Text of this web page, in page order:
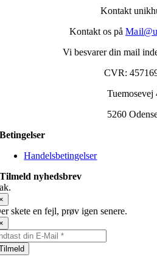
Kontakt
Kontakt os på
Vi besvarer din mail
CVR:
Tuemosevej
5260
Betingelser
Handelsbetingelser
Tilmeld nyhedsbrev
skete en fejl, prøv igen senere.